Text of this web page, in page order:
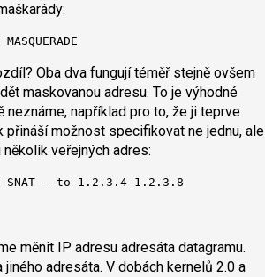
Oba dva fungují téměř stejně ovšem
maskovanou adresu. To je výhodné
neznáme, například pro to, že ji teprve
možnost specifikovat ne jednu, ale
veřejných adres:
SNAT --to 1.2.3.4-1.2.3.8
měnit IP adresu adresáta datagramu.
adresáta. V dobách kernelů 2.0 a